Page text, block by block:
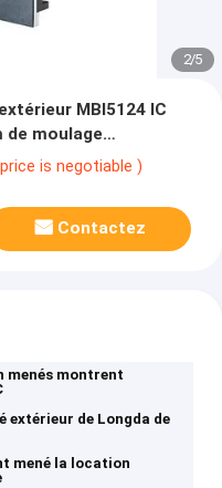
2/5
MBI5124 IC
de moulage
is negotiable )
Contactez
menés montrent
extérieur de Longda de
mené la location